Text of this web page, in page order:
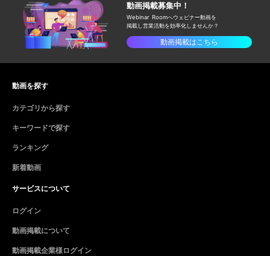
動画掲載募集中！
Webinar Roomへウェビナー動画を
掲載し営業活動を効率化しませんか？
動画掲載はこちら
動画を探す
カテゴリから探す
キーワードで探す
ランキング
新着動画
サービスについて
ログイン
動画掲載について
動画掲載企業様ログイン